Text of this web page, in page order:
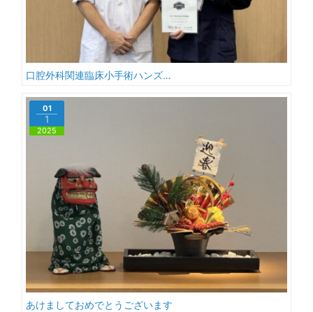
口腔外科関連臨床小手術ハンズ…
あけましておめでとうございます
01
1
2025